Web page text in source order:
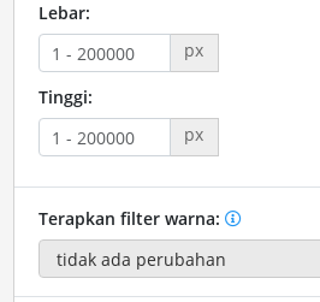
Lebar:
px
Tinggi:
px
Terapkan filter warna: